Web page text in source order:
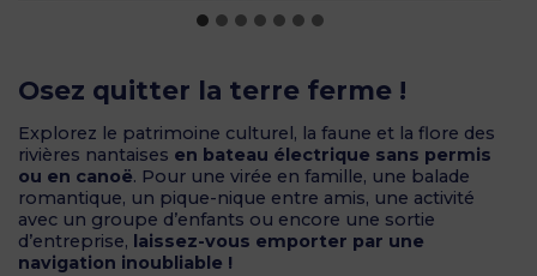
Osez quitter la terre ferme !
Explorez le patrimoine culturel, la faune et la flore des
rivières nantaises en bateau électrique sans permis
ou en canoë. Pour une virée en famille, une balade
romantique, un pique-nique entre amis, une activité
avec un groupe d’enfants ou encore une sortie
d’entreprise, laissez-vous emporter par une
navigation inoubliable !